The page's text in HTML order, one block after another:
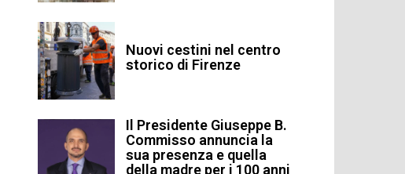
Nuovi cestini nel centro
storico di Firenze
Il Presidente Giuseppe B.
Commisso annuncia la
sua presenza e quella
della madre per i 100 anni